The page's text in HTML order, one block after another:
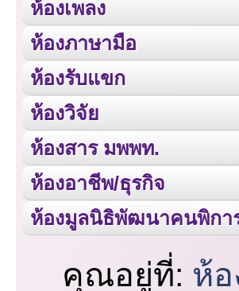
ห้องเพลง
ห้องภาษามือ
ห้องรับแขก
ห้องวิจัย
ห้องสาร มพพท.
ห้องอาชีพ/ธุรกิจ
ห้องมูลนิธิพัฒนาคนพิกา
คุณอยู่ที่: ห้